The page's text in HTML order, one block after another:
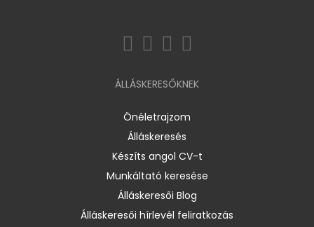
ÁLLÁSKERESŐKNEK
Önéletrajzom
Álláskeresés
Készíts angol CV-t
Munkáltató keresése
Álláskeresői Blog
Álláskeresői hírlevél feliratkozás